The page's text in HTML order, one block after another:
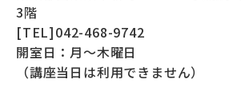
3階
[TEL]042-468-9742
開室日：月～木曜日
（講座当日は利用できません）